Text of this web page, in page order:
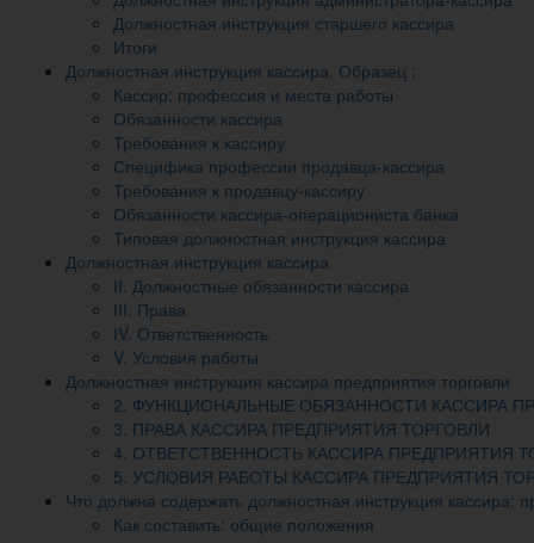
Должностная инструкция старшего кассира
Итоги
Должностная инструкция кассира. Образец :
Кассир: профессия и места работы
Обязанности кассира
Требования к кассиру
Специфика профессии продавца-кассира
Требования к продавцу-кассиру
Обязанности кассира-операциониста банка
Типовая должностная инструкция кассира
Должностная инструкция кассира
ІІ. Должностные обязанности кассира
ІІІ. Права
ІV. Ответственность
V. Условия работы
Должностная инструкция кассира предприятия торговли
2. ФУНКЦИОНАЛЬНЫЕ ОБЯЗАННОСТИ КАССИРА
3. ПРАВА КАССИРА ПРЕДПРИЯТИЯ ТОРГОВЛИ
4. ОТВЕТСТВЕННОСТЬ КАССИРА ПРЕДПРИЯТИЯ
5. УСЛОВИЯ РАБОТЫ КАССИРА ПРЕДПРИЯТИЯ
Что должна содержать должностная инструкция кассира:
Как составить: общие положения